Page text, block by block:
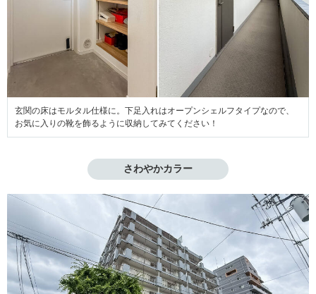
玄関の床はモルタル仕様に。下足入れはオープンシェルフタイプなので、
お気に入りの靴を飾るように収納してみてください！
さわやかカラー